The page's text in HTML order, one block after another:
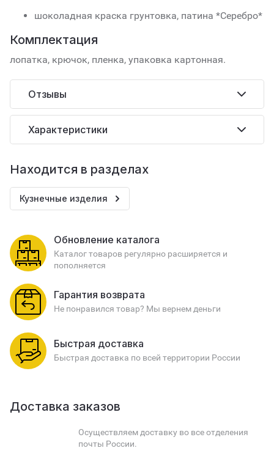
шоколадная краска грунтовка, патина *Серебро*
Комплектация
лопатка, крючок, пленка, упаковка картонная.
Отзывы
Характеристики
Находится в разделах
Кузнечные изделия
Обновление каталога
Каталог товаров регулярно расширяется и
пополняется
Гарантия возврата
Не понравился товар? Мы вернем деньги
Быстрая доставка
Быстрая доставка по всей территории России
Доставка заказов
Осуществляем доставку во все отделения
почты России.